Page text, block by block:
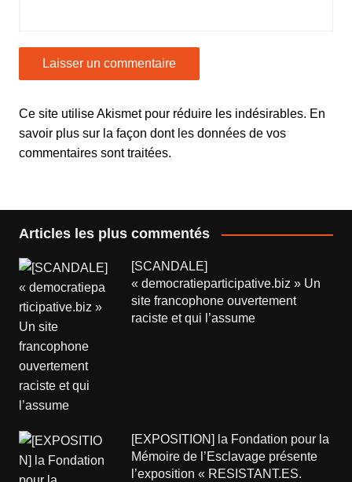
Ce site utilise Akismet pour réduire les indésirables. En
savoir plus sur la façon dont les données de vos
commentaires sont traitées.
Articles les plus commentés
[SCANDALE]
« democratieparticipative.biz » Un
site francophone ouvertement
raciste et qui l’assume
[EXPOSITION] la Fondation pour la
Mémoire de l’Esclavage présente
l’exposition « RESISTANT.ES.